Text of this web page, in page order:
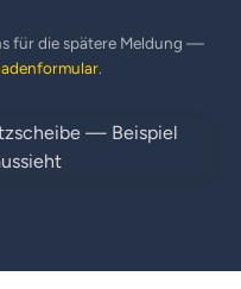
für die spätere Meldung —
.